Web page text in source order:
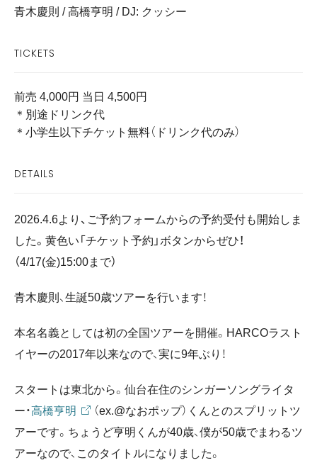
青木慶則 / 高橋亨明 / DJ: クッシー
TICKETS
前売 4,000円 当日 4,500円
＊別途ドリンク代
＊小学生以下チケット無料（ドリンク代のみ）
DETAILS
2026.4.6より、ご予約フォームからの予約受付も開始しま
した。黄色い「チケット予約」ボタンからぜひ！
（4/17(金)15:00まで）
青木慶則、生誕50歳ツアーを行います！
本名名義としては初の全国ツアーを開催。HARCOラスト
イヤーの2017年以来なので、実に9年ぶり！
スタートは東北から。仙台在住のシンガーソングライタ
ー・高橋亨明
（ex.@なおポップ）くんとのスプリットツ
アーです。ちょうど亨明くんが40歳、僕が50歳でまわるツ
アーなので、このタイトルになりました。